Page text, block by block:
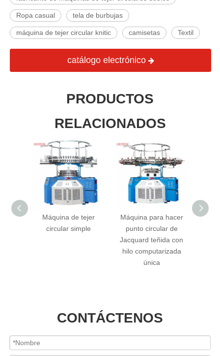
Ropa casual tela de burbujas
máquina de tejer circular knitic camisetas Textil
catálogo electrónico
PRODUCTOS
RELACIONADOS
Máquina de tejer
circular simple
Máquina para hacer
punto circular de
Jacquard teñida con
hilo computarizada
única
CONTÁCTENOS